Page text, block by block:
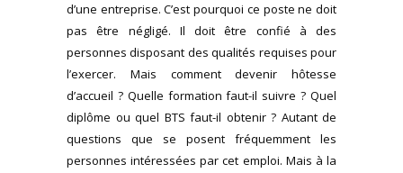
d’une entreprise. C’est pourquoi ce poste ne doit
pas être négligé. Il doit être confié à des
personnes disposant des qualités requises pour
l’exercer. Mais comment devenir hôtesse
d’accueil ? Quelle formation faut-il suivre ? Quel
diplôme ou quel BTS faut-il obtenir ? Autant de
questions que se posent fréquemment les
personnes intéressées par cet emploi. Mais à la